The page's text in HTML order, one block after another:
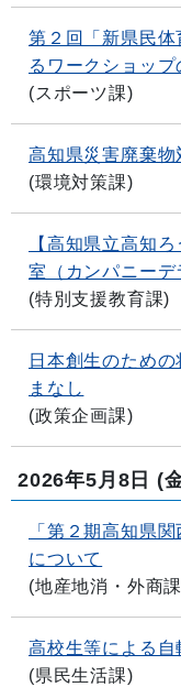
第２回「新県民
るワークショップ
(スポーツ課)
高知県災害廃棄物
(環境対策課)
【高知県立高知
室（カンパニーデ
(特別支援教育課)
日本創生のため
まなし
(政策企画課)
2026年5月8日 (
「第２期高知県
について
(地産地消・外商
高校生等による
(県民生活課)